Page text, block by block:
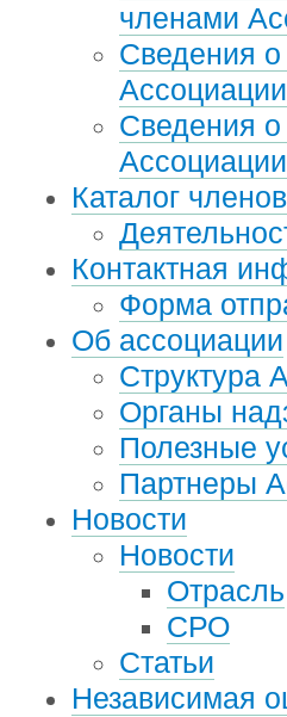
членами
Сведения
Сведения
Каталог
Контактная
Форма
Об ассоциации
Структура
Органы
Полезные
Партнеры
Новости
Новости
Отрасль
СРО
Статьи
Независимая